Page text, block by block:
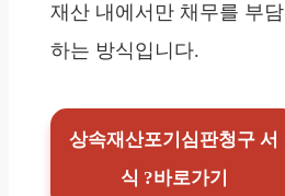
재산 내에서만 채무를 부담
하는 방식입니다.
상속재산포기심판청구 서
식 ?바로가기